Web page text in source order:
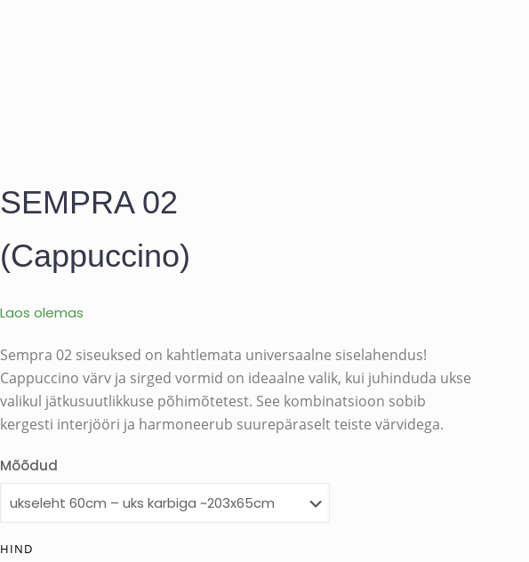
SEMPRA 02
(Cappuccino)
Laos olemas
Sempra 02 siseuksed on kahtlemata universaalne siselahendus!
Cappuccino värv ja sirged vormid on ideaalne valik, kui juhinduda ukse
valikul jätkusuutlikkuse põhimõtetest. See kombinatsioon sobib
kergesti interjööri ja harmoneerub suurepäraselt teiste värvidega.
Mõõdud
HIND